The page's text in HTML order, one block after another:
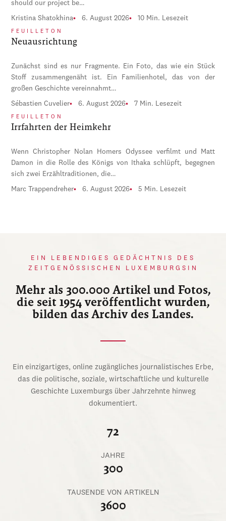
should our project be…
Kristina Shatokhina 6. August 2026 10 Min. Lesezeit
FEUILLETON
Neuausrichtung
Zunächst sind es nur Fragmente. Ein Foto, das wie ein Stück
Stoff zusammengenäht ist. Ein Familienhotel, das von der
großen Geschichte vereinnahmt…
Sébastien Cuvelier 6. August 2026 7 Min. Lesezeit
FEUILLETON
Irrfahrten der Heimkehr
Wenn Christopher Nolan Homers Odyssee verfilmt und Matt
Damon in die Rolle des Königs von Ithaka schlüpft, begegnen
sich zwei Erzähltraditionen, die…
Marc Trappendreher 6. August 2026 5 Min. Lesezeit
EIN LEBENDIGES GEDÄCHTNIS DES
ZEITGENÖSSISCHEN LUXEMBURGSIN
Mehr als 300.000 Artikel und Fotos,
die seit 1954 veröffentlicht wurden,
bilden das Archiv des Landes.
Ein einzigartiges, online zugängliches journalistisches Erbe,
das die politische, soziale, wirtschaftliche und kulturelle
Geschichte Luxemburgs über Jahrzehnte hinweg
dokumentiert.
72
JAHRE
300
TAUSENDE VON ARTIKELN
3600